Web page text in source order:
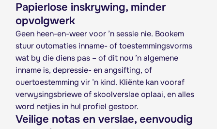
Papierlose inskrywing, minder
opvolgwerk
Geen heen-en-weer voor ’n sessie nie. Bookem
stuur outomaties inname- of toestemmingsvorms
wat by die diens pas – of dit nou ’n algemene
inname is, depressie- en angsifting, of
ouertoestemming vir ’n kind. Kliënte kan vooraf
verwysingsbriewe of skoolverslae oplaai, en alles
word netjies in hul profiel gestoor.
Veilige notas en verslae, eenvoudig